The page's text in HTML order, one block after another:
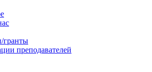
гранты
преподавателей